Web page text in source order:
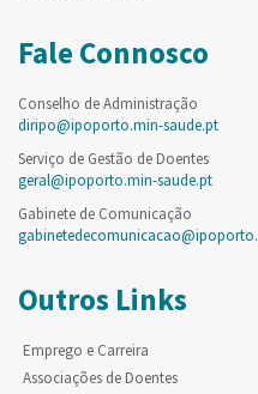
Fale Connosco
Conselho de Administração
diripo@ipoporto.min-saude.pt
Serviço de Gestão de Doentes
geral@ipoporto.min-saude.pt
Gabinete de Comunicação
Outros Links
Emprego e Carreira
Associações de Doentes